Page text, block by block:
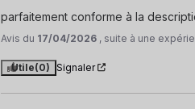
parfaitement conforme à la
Avis du 17/04/2026 , suite à une
Utile(0) Signaler